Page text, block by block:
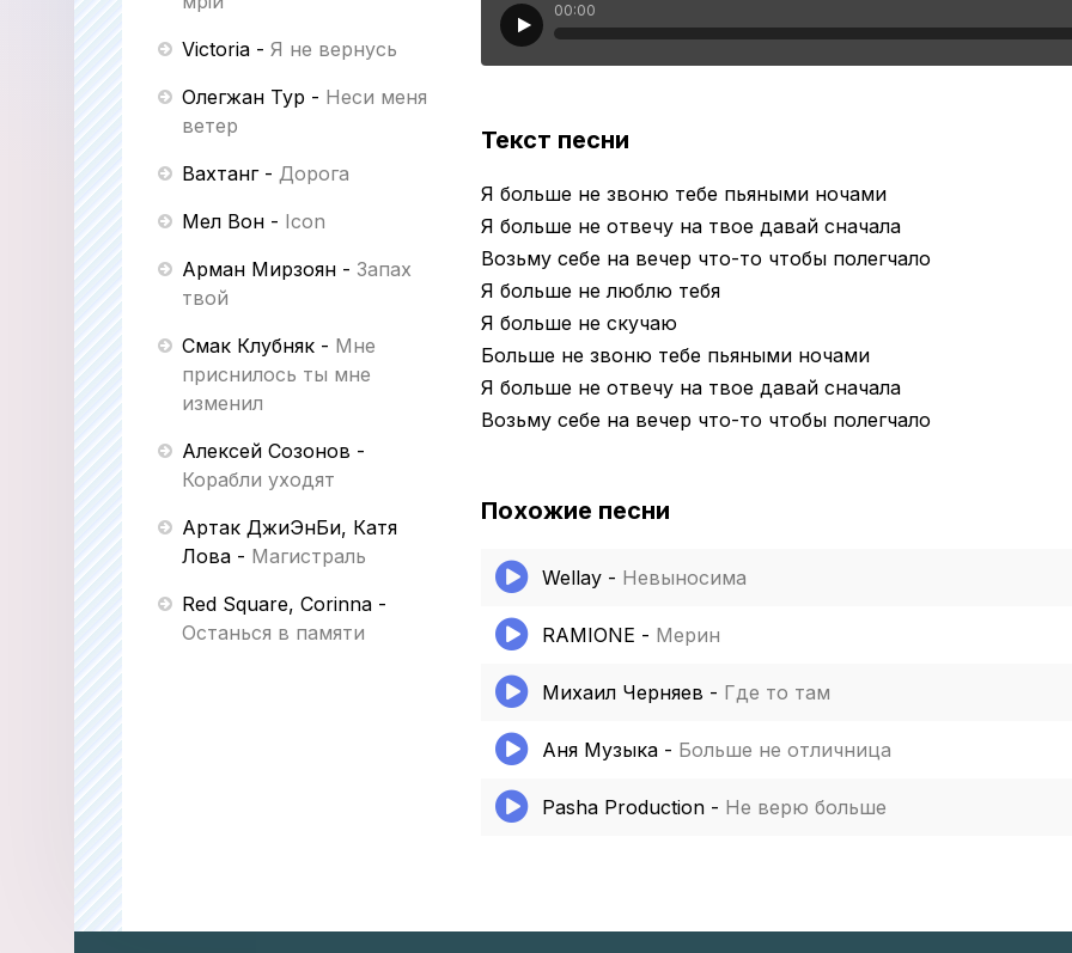
Victoria - Я не вернусь
Олегжан Тур - Неси меня
ветер
Вахтанг- Дорога
Мел Вон - Icon
Арман Мирзоян - Запах
твой
Смак Клубняк - Мне
приснилось ты мне
изменил
Алексей Созонов -
Корабли уходят
Артак ДжиЭнБи, Катя
Лова - Магистраль
Red Square, Corinna -
Останься в памяти
00:00
Текст песни
Я больше не звоню тебе пьяными ночами
Я больше не отвечу на твое давай сначала
Возьму себе на вечер что-то чтобы полегчало
Я больше не люблю тебя
Я больше не скучаю
Больше не звоню тебе пьяными ночами
Я больше не отвечу на твое давай сначала
Возьму себе на вечер что-то чтобы полегчало
Похожие песни
Wellay - Невыносима
RAMIONE - Мерин
Михаил Черняев - Где то там
Аня Музыка - Больше не отличница
Pasha Production - Не верю больше